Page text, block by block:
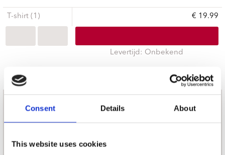
Consent Details About
This website uses cookies
T-shirt (1) € 19.99
Levertijd: Onbekend
nieuwsbrief